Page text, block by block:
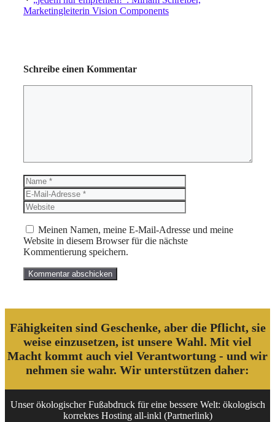
Marketingleiterin Vision Components
Schreibe einen Kommentar
Name
Mail-
Adresse
Meinen Namen, meine E-Mail-Adresse und meine
Website in diesem Browser für die nächste
Kommentierung speichern.
Fähigkeiten sind Geschenke, aber die Pflicht, sie
weise einzusetzen, ist unsere Wahl. Mit viel
Macht kommt auch viel Verantwortung - und wir
nehmen sie wahr. Wir unterstützen daher:
Unser ökologischer Fußabdruck für eine bessere Welt: ökologisch
korrektes Hosting all-inkl (Partnerlink)